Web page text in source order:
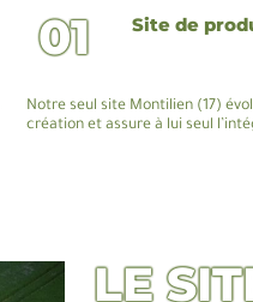
01 Site de
Notre seul site Montilien (17)
création et assure à lui seul
LE